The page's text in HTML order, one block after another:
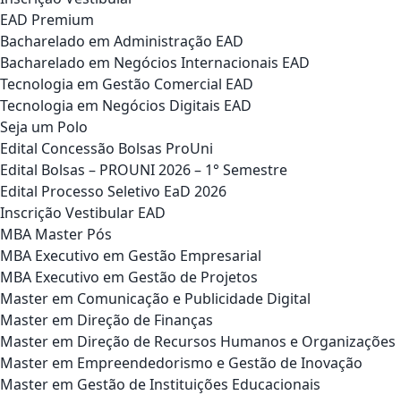
EAD Premium
Bacharelado em Administração EAD
Bacharelado em Negócios Internacionais EAD
Tecnologia em Gestão Comercial EAD
Tecnologia em Negócios Digitais EAD
Seja um Polo
Edital Concessão Bolsas ProUni
Edital Bolsas – PROUNI 2026 – 1° Semestre
Edital Processo Seletivo EaD 2026
Inscrição Vestibular EAD
MBA Master Pós
MBA Executivo em Gestão Empresarial
MBA Executivo em Gestão de Projetos
Master em Comunicação e Publicidade Digital
Master em Direção de Finanças
Master em Direção de Recursos Humanos e Organizações
Master em Empreendedorismo e Gestão de Inovação
Master em Gestão de Instituições Educacionais